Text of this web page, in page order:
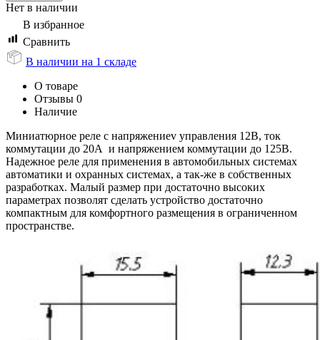
Нет в наличии
В избранное
Сравнить
В наличии на 1 складе
О товаре
Отзывы 0
Наличие
Миниатюрное реле c напряжениеv управления 12В, ток
коммутации до 20А и напряжением коммутации до 125В.
Надежное реле для применения в автомобильных системах
автоматики и охранных системах, а так-же в собственных
разработках. Малый размер при достаточно высоких
параметрах позволят сделать устройство достаточно
компактным для комфортного размещения в ограниченном
пространстве.